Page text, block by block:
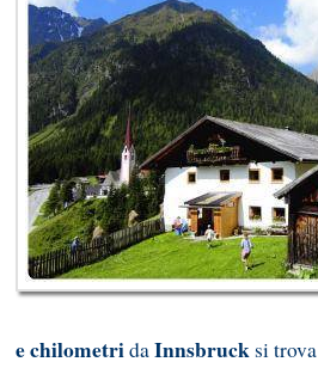
e chilometridaInnsbrucksi trova